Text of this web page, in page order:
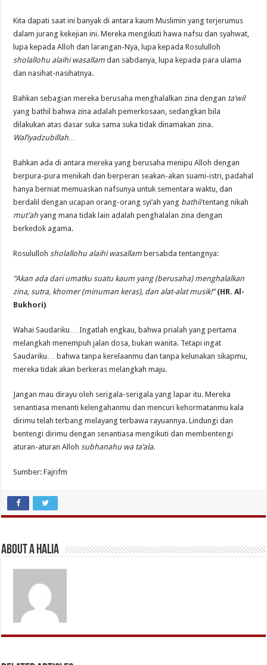
Kita dapati saat ini banyak di antara kaum Muslimin yang terjerumus
dalam jurang kekejian ini. Mereka mengikuti hawa nafsu dan syahwat,
lupa kepada Alloh dan larangan-Nya, lupa kepada Rosululloh
sholallohu alaihi wasallam dan sabdanya, lupa kepada para ulama
dan nasihat-nasihatnya.
Bahkan sebagian mereka berusaha menghalalkan zina dengan ta’wil
yang bathil bahwa zina adalah pemerkosaan, sedangkan bila
dilakukan atas dasar suka sama suka tidak dinamakan zina.
Wal’iyadzubillah…
Bahkan ada di antara mereka yang berusaha menipu Alloh dengan
berpura-pura menikah dan berperan seakan-akan suami-istri, padahal
hanya berniat memuaskan nafsunya untuk sementara waktu, dan
berdalil dengan ucapan orang-orang syi’ah yang bathiltentang nikah
mut’ah yang mana tidak lain adalah penghalalan zina dengan
berkedok agama.
Rosululloh sholallohu alaihi wasallam bersabda tentangnya:
“Akan ada dari umatku suatu kaum yang (berusaha) menghalalkan
zina, sutra, khomer (minuman keras), dan alat-alat musik!”(HR. Al-
Bukhori)
Wahai Saudariku… Ingatlah engkau, bahwa prialah yang pertama
melangkah menempuh jalan dosa, bukan wanita. Tetapi ingat
Saudariku… bahwa tanpa kerelaanmu dan tanpa kelunakan sikapmu,
mereka tidak akan berkeras melangkah maju.
Jangan mau dirayu oleh serigala-serigala yang lapar itu. Mereka
senantiasa menanti kelengahanmu dan mencuri kehormatanmu kala
dirimu telah terbang melayang terbawa rayuannya. Lindungi dan
bentengi dirimu dengan senantiasa mengikuti dan membentengi
aturan-aturan Alloh subhanahu wa ta’ala.
Sumber: Fajrifm
About A Halia